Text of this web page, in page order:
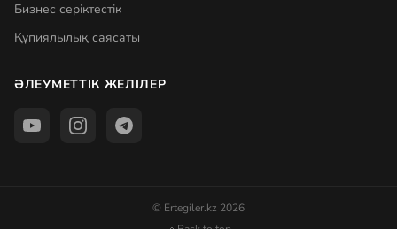
Бизнес серіктестік
Құпиялылық саясаты
ӘЛЕУМЕТТІК ЖЕЛІЛЕР
© Ertegiler.kz 2026